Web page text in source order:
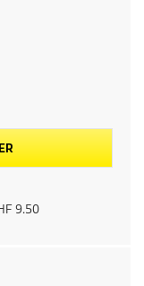
9.50